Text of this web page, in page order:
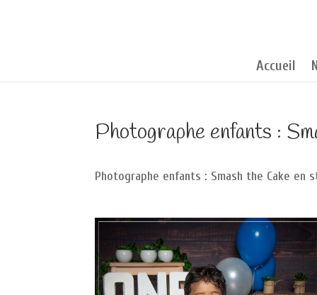
Accueil
Photographe enfants :
Photographe enfants : Smash the Cake en